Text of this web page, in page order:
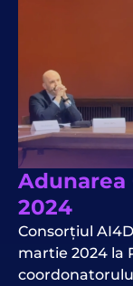
Adunarea
2024
Consorțiul
martie 2024 la